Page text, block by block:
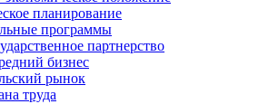
планирование
программы
партнерство
бизнес
рынок
труда